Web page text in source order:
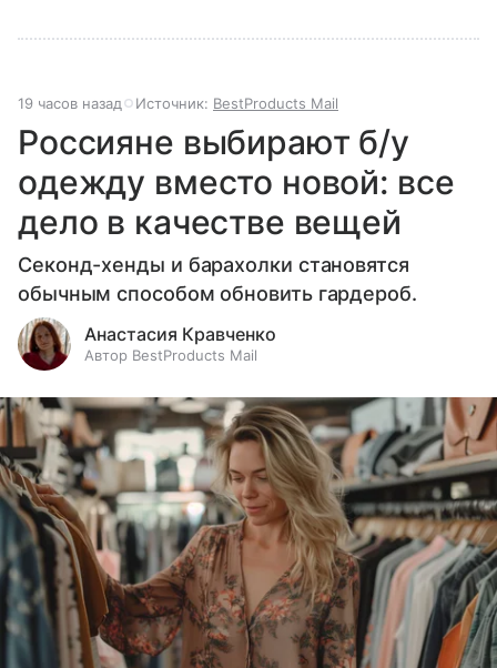
19 часов назад Источник: BestProducts Mail
Россияне выбирают б/у
одежду вместо новой: все
дело в качестве вещей
Секонд-хенды и барахолки становятся
обычным способом обновить гардероб.
Анастасия Кравченко
Автор BestProducts Mail